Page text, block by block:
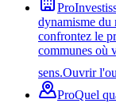
Pro
dynamisme du
confrontez le
communes où
sens.Ouvrir
ProQuel